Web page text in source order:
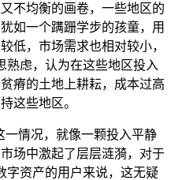
不均衡的画卷，一些地区的
如一个蹒跚学步的孩童，用
低，市场需求也相对较小，
熟虑，认为在这些地区投入
瘠的土地上耕耘，成本过高
这些地区。
一情况，就像一颗投入平静
场中激起了层层涟漪，对于
字资产的用户来说，这无疑